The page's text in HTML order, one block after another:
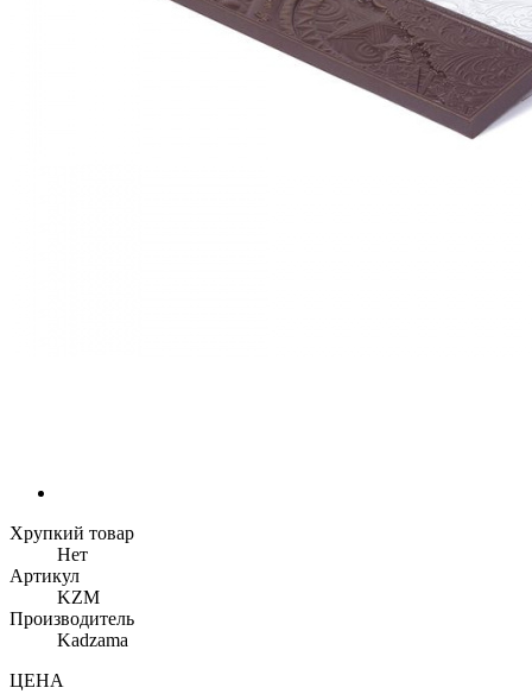
Хрупкий товар
Нет
Артикул
KZM
Производитель
Kadzama
ЦЕНА